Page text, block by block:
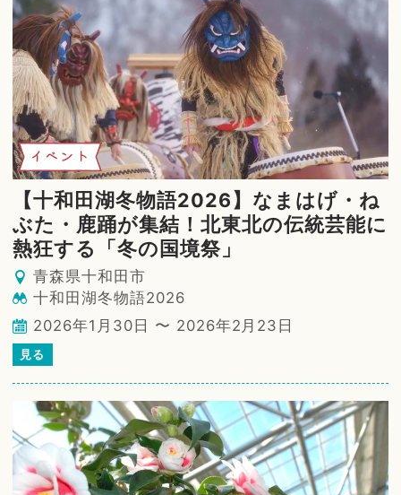
イベント
【十和田湖冬物語2026】なまはげ・ね
ぶた・鹿踊が集結！北東北の伝統芸能に
熱狂する「冬の国境祭」
青森県十和田市
十和田湖冬物語2026
2026年1月30日 〜 2026年2月23日
見る